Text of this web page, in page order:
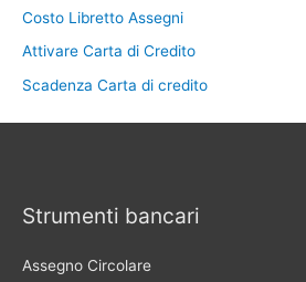
Costo Libretto Assegni
Attivare Carta di Credito
Scadenza Carta di credito
Strumenti bancari
Assegno Circolare